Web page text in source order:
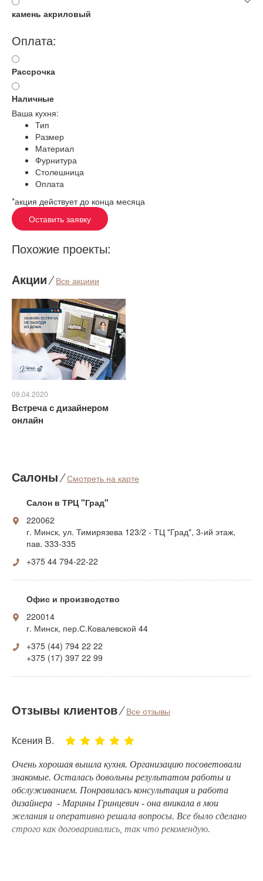
камень акриловый
Оплата:
Рассрочка
Наличные
Ваша кухня:
Тип
Размер
Материал
Фурнитура
Столешница
Оплата
*акция действует до конца месяца
Оставить заявку
Похожие проекты:
Акции⁄Все акциии
09.04.2020
Встреча с дизайнером
онлайн
Салоны⁄Смотреть на карте
Салон в ТРЦ "Град"
220062
г. Минск, ул. Тимирязева 123/2 - ТЦ "Град", 3-ий этаж,
пав. 333-335
+375 44 794-22-22
Офис и производство
220014
г. Минск, пер.С.Ковалевской 44
+375 (44) 794 22 22
+375 (17) 397 22 99
Отзывы клиентов⁄Все отзывы
Ксения В.
Очень хорошая вышла кухня. Организацию посоветовали
знакомые. Осталась довольны результатом работы и
обслуживанием. Понравилась консультация и работа
дизайнера - Марины Гринцевич - она вникала в мои
желания и оперативно решала вопросы. Bсе было сделано
строго как договаривались, так что рекомендую.